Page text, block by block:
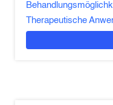
Therapeutische